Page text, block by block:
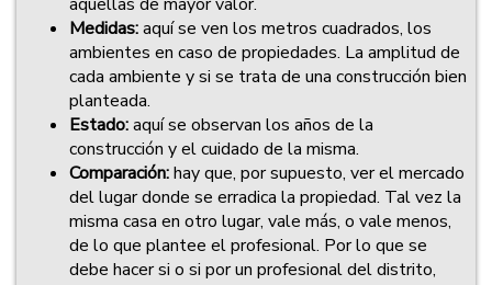
Medidas:aquí se ven los metros cuadrados, los
ambientes en caso de propiedades. La amplitud de
cada ambiente y si se trata de una construcción bien
planteada.
Estado:aquí se observan los años de la
construcción y el cuidado de la misma.
Comparación:hay que, por supuesto, ver el mercado
del lugar donde se erradica la propiedad. Tal vez la
misma casa en otro lugar, vale más, o vale menos,
de lo que plantee el profesional. Por lo que se
debe hacer si o si por un profesional del distrito,